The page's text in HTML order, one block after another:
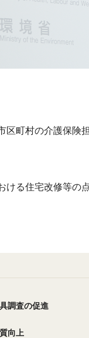
区町村の介護保険
ける住宅改修等
調査の促進
向上